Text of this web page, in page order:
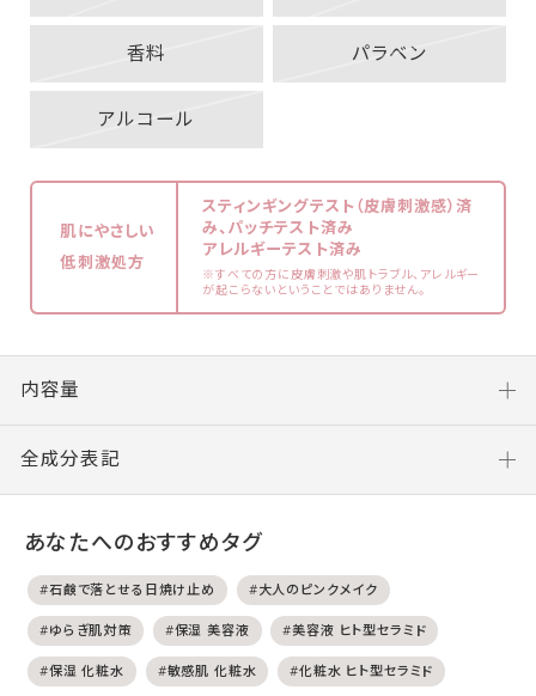
香料 パラベン
アルコール
肌にやさしい
低刺激処方
スティンギングテスト（皮膚刺激感）済
み、パッチテスト済み
アレルギーテスト済み
※すべての方に皮膚刺激や肌トラブル、アレルギー
が起こらないということではありません。
内容量
全成分表記
あなたへのおすすめタグ
#石鹸で落とせる日焼け止め #大人のピンクメイク
#ゆらぎ肌対策 #保湿 美容液 #美容液 ヒト型セラミド
#保湿 化粧水 #敏感肌 化粧水 #化粧水 ヒト型セラミド